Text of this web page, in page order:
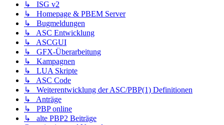
↳ ISG v2
↳ Homepage & PBEM Server
↳ Bugmeldungen
↳ ASC Entwicklung
↳ ASCGUI
↳ GFX-Überarbeitung
↳ Kampagnen
↳ LUA Skripte
↳ ASC Code
↳ Weiterentwicklung der ASC/PBP(1) Definitionen
↳ Anträge
↳ PBP online
↳ alte PBP2 Beiträge